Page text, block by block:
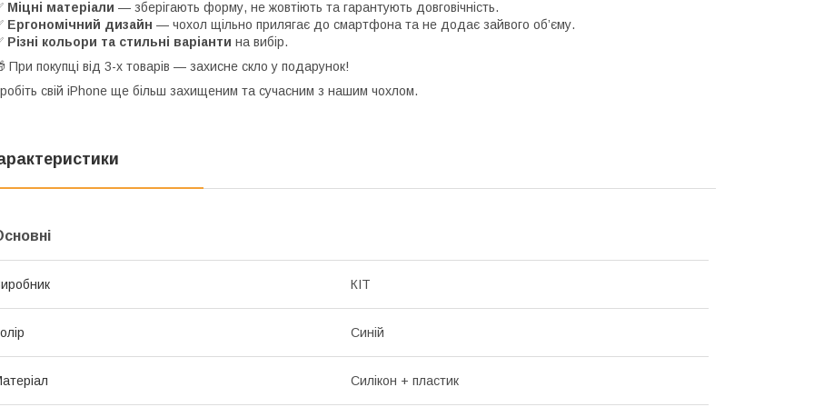
Міцні матеріали — зберігають форму, не жовтіють та гарантують довговічність.
Ергономічний дизайн — чохол щільно прилягає до смартфона та не додає зайвого об’єму.
Різні кольори та стильні варіанти на вибір.
При покупці від 3-х товарів — захисне скло у подарунок!
свій iPhone ще більш захищеним та сучасним з нашим чохлом.
КІТ
Синій
Силікон + пластик